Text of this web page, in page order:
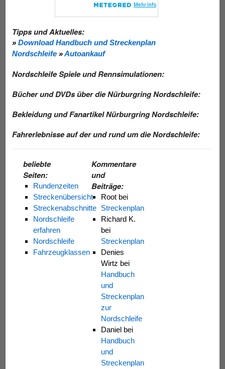
Tipps und Aktuelles:
» Download Handbuch und Streckenplan
Nordschleife »Autoankauf
Nordschleife Spiele und Rennsimulationen:
Bücher und DVDs über die Nürburgring Nordschleife:
Bekleidung und Fanartikel Nürburgring Nordschleife:
Fahrerlebnisse auf der und rund um die Nordschleife:
beliebte
Seiten:
Rundenzeiten
Streckenübersicht
Streckenabschnitte
Nordschleife
erfahren
Nordschleife
Fahrzeugklassen
Kommentare
und
Beiträge:
Root bei
Streckenplan
Richard K.
bei
Streckenplan
Denies
Wirtz bei
Handbuch
und
Streckenplan
zur
Nordschleife
Daniel bei
Handbuch
und
Streckenplan